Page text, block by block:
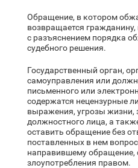
Обращение, в котором
возвращается
с разъяснением порядка
судебного решения.
Государственный орган,
самоуправления или
письменного или
содержатся нецензурные
выражения, угрозы жизни,
должностного лица, а
оставить обращение без
поставленных в нем
направившему обращение,
злоупотребления правом.